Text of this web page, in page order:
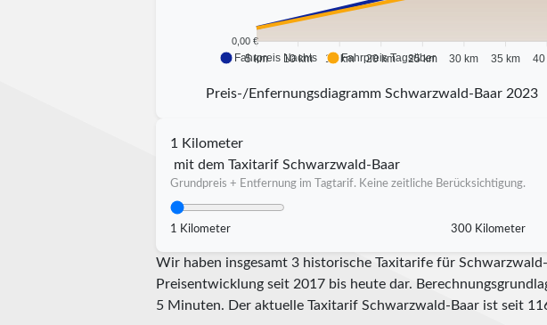
0,00 €
5 km 10 km 15 km 20 km 25 km 30 km 35 km 40
Fahrpreis Nachts Fahrpreis Tagsüber
Preis-/Enfernungsdiagramm Schwarzwald-Baar 2023
1 Kilometer
mit dem Taxitarif Schwarzwald-Baar
Grundpreis + Entfernung im Tagtarif. Keine zeitliche Berücksichtigung.
1 Kilometer 300 Kilometer
Wir haben insgesamt 3 historische Taxitarife für
Preisentwicklung seit 2017 bis heute dar.
5 Minuten. Der aktuelle Taxitarif Schwarzwald-Baar ist seit